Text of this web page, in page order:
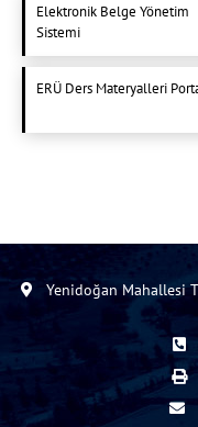
Elektronik Belge Yönetim
Sistemi
ERÜ Ders Materyalleri
Yenidoğan Mahallesi